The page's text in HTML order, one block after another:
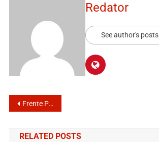
Redator
See author's posts
Frente Parlamentar tem adesão de mais de 22% deputados
RELATED POSTS